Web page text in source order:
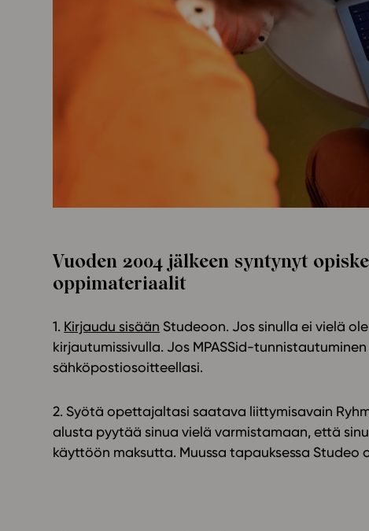
Yläkoulu
Oppiainesarjat
Oppimateriaalit
Yläkoulun lisenssit
Hinnasto
Käyttöönotto
Tilaa
Vuoden 2004 jälkeen syntynyt
oppimateriaalit
1. Kirjaudu sisään Studeoon. Jos sinulla ei vielä
kirjautumissivulla. Jos MPASSid-
sähköpostiosoitteellasi.
2. Syötä opettajaltasi saatava liittymisavain
alusta pyytää sinua vielä varmistamaan, että
käyttöön maksutta. Muussa tapauksessa Studeo